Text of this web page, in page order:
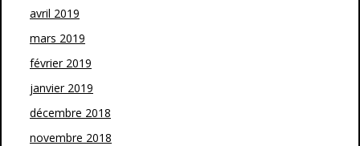
avril 2019
mars 2019
février 2019
janvier 2019
décembre 2018
novembre 2018